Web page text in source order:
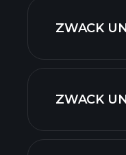
ZWACK
ZWACK